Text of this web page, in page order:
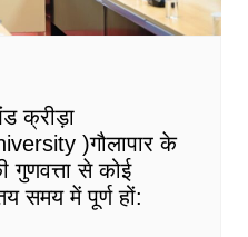
क्रीड़ा
)गौलापार के
गुणवत्ता से कोई
समय में पूर्ण हों: